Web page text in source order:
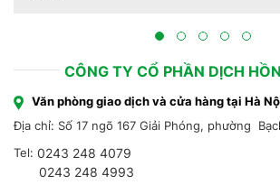
CÔNG TY CỔ PHẦN DỊCH
Văn phòng giao dịch và cửa hàng tại Hà
Địa chỉ: Số 17 ngõ 167 Giải Phóng, phường
Tel: 0243 248 4079
0243 248 4993